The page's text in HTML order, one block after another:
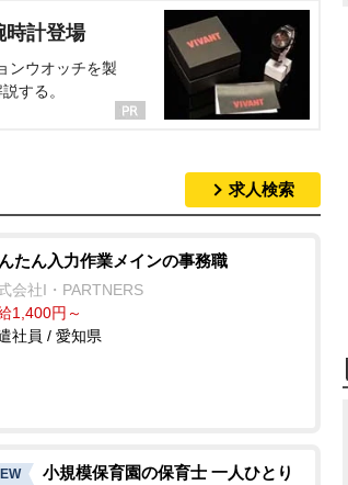
時計登場
ンウオッチを製
する。
求人検索
たん入力作業メインの事務職
会社I・PARTNERS
1,400円～
社員 / 愛知県
小規模保育園の保育士 一人ひとり